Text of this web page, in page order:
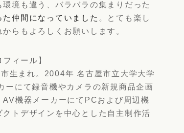
境も違う、バラバラの集まりだった
仲間になっていました 。とても楽し
らもよろしくお願いします。
ィール】
生まれ。2004年 名古屋市立大学大学
ーにて録音機やカメラの新規商品企画
機器メーカーにてPCおよび周辺機
トデザインを中心とした自主制作活